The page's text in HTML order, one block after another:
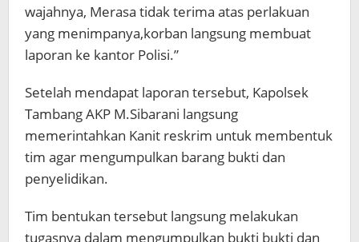
wajahnya, Merasa tidak terima atas perlakuan
yang menimpanya,korban langsung membuat
laporan ke kantor Polisi.”
Setelah mendapat laporan tersebut, Kapolsek
Tambang AKP M.Sibarani langsung
memerintahkan Kanit reskrim untuk membentuk
tim agar mengumpulkan barang bukti dan
penyelidikan.
Tim bentukan tersebut langsung melakukan
tugasnya dalam mengumpulkan bukti bukti dan